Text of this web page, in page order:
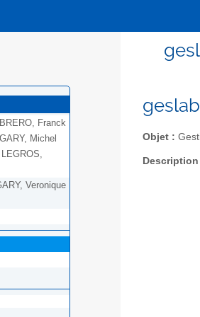
Franck
Michel
Veronique
Objet :
Description